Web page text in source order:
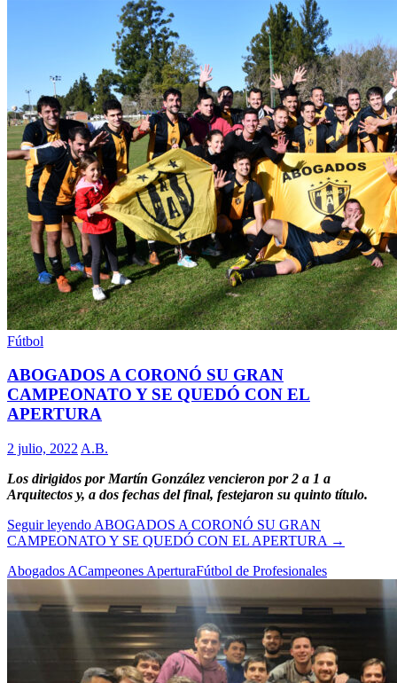
Fútbol
ABOGADOS A CORONÓ SU GRAN
CAMPEONATO Y SE QUEDÓ CON EL
APERTURA
2 julio, 2022 A.B.
Los dirigidos por Martín González vencieron por 2 a 1 a
Arquitectos y, a dos fechas del final, festejaron su quinto título.
Seguir leyendo ABOGADOS A CORONÓ SU GRAN
CAMPEONATO Y SE QUEDÓ CON EL APERTURA →
Abogados ACampeones AperturaFútbol de Profesionales